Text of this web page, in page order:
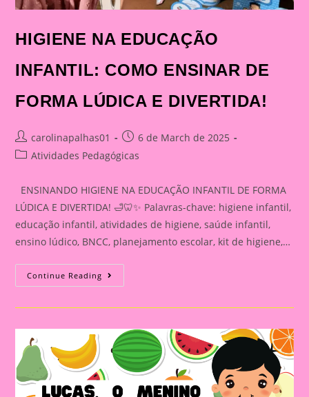
HIGIENE NA EDUCAÇÃO
INFANTIL: COMO ENSINAR DE
FORMA LÚDICA E DIVERTIDA!
Post
author:
carolinapalhas01
Post
published:
6 de March de 2025
PostAtividades Pedagógicas
ENSINANDO HIGIENE NA EDUCAÇÃO INFANTIL DE FORMA
LÚDICA E DIVERTIDA! 🛁🦷✨ Palavras-chave: higiene infantil,
educação infantil, atividades de higiene, saúde infantil,
ensino lúdico, BNCC, planejamento escolar, kit de higiene,…
Continue Reading HIGIENE
NA
DE
FORMA
LÚDICA
DIVERTIDA!